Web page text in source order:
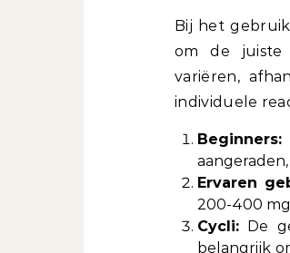
Bij het
om de juiste
variëren,
individuele
Beginners:
Ervaren
200-400
Cycli: De
belangrijk